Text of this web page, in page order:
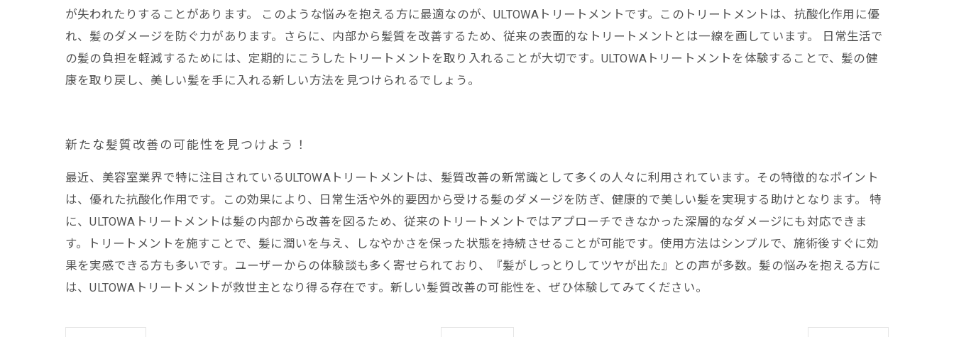
が失われたりすることがあります。 このような悩みを抱える方に最適なのが、ULTOWAトリートメントです。このトリートメントは、抗酸化作用に優
れ、髪のダメージを防ぐ力があります。さらに、内部から髪質を改善するため、従来の表面的なトリートメントとは一線を画しています。 日常生活で
の髪の負担を軽減するためには、定期的にこうしたトリートメントを取り入れることが大切です。ULTOWAトリートメントを体験することで、髪の健
康を取り戻し、美しい髪を手に入れる新しい方法を見つけられるでしょう。
新たな髪質改善の可能性を見つけよう！
最近、美容室業界で特に注目されているULTOWAトリートメントは、髪質改善の新常識として多くの人々に利用されています。その特徴的なポイント
は、優れた抗酸化作用です。この効果により、日常生活や外的要因から受ける髪のダメージを防ぎ、健康的で美しい髪を実現する助けとなります。 特
に、ULTOWAトリートメントは髪の内部から改善を図るため、従来のトリートメントではアプローチできなかった深層的なダメージにも対応できま
す。トリートメントを施すことで、髪に潤いを与え、しなやかさを保った状態を持続させることが可能です。使用方法はシンプルで、施術後すぐに効
果を実感できる方も多いです。ユーザーからの体験談も多く寄せられており、『髪がしっとりしてツヤが出た』との声が多数。髪の悩みを抱える方に
は、ULTOWAトリートメントが救世主となり得る存在です。新しい髪質改善の可能性を、ぜひ体験してみてください。